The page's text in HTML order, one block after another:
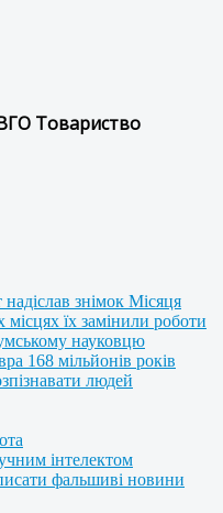
ВГО Товариство
знімок Місяця
їх замінили роботи
науковцю
168 мільйонів років
людей
інтелектом
фальшиві новини